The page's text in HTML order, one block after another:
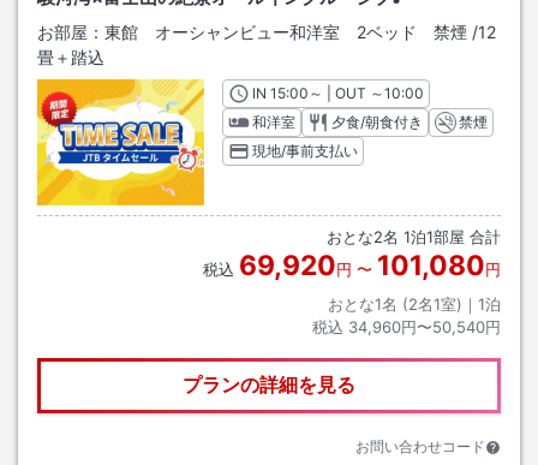
お部屋： 東館 オーシャンビュー和洋室 2ベッド 禁煙 /12
畳＋踏込
INチェックイン
15:00 ～ | OUT チェックアウト
～10:00
和洋室
夕食/朝食付き
禁煙
現地/事前支払い
おとな2名 1泊1部屋 合計
税込 69,920円 〜 101,080円
おとな1名 (2名1室)｜ 1泊
税込 34,960円〜50,540円
プランの詳細を見る
お問い合わせコード